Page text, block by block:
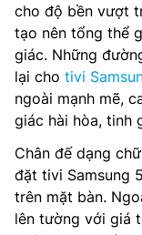
Công nghệ âm
Amplifier,
Tìm kiếm bằng
Chia sẻ màn hình:
Wireless TV On
Truyền thanh Kỹ
cho độ bền vượt
tạo nên tổng thể
giác. Những
lại cho tivi
ngoài mạnh mẽ,
giác hài hòa, tinh
Chân đế dạng
đặt tivi Samsung
trên mặt bàn.
lên tường với giá